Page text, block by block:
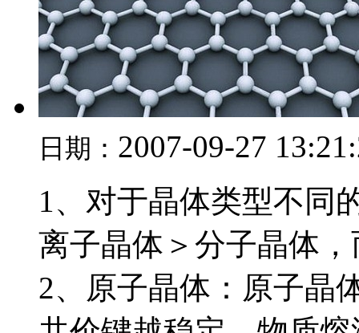
日期： 2007-09-27
1、对于晶体类型不同
离子晶体＞分子晶体
2、原子晶体：原子晶